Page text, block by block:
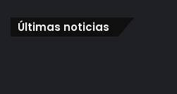
Últimas noticias